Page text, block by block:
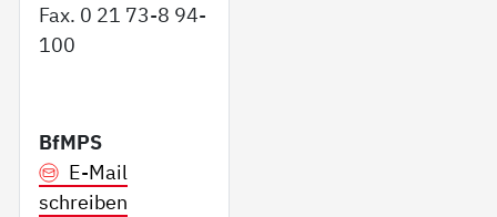
Fax. 0 21 73-8 94-
100
BfMPS
E-Mail
schreiben